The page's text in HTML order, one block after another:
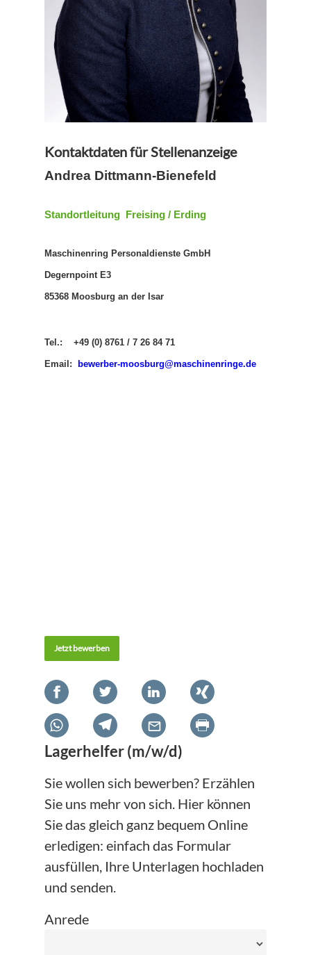
Kontaktdaten für Stellenanzeige
Andrea Dittmann-Bienefeld
Standortleitung Freising / Erding
Maschinenring Personaldienste GmbH
Degernpoint E3
85368 Moosburg an der Isar
Tel.: +49 (0) 8761 / 7 26 84 71
Email: bewerber-moosburg@maschinenringe.de
Jetzt bewerben
Lagerhelfer (m/w/d)
Sie wollen sich bewerben? Erzählen
Sie uns mehr von sich. Hier können
Sie das gleich ganz bequem Online
erledigen: einfach das Formular
ausfüllen, Ihre Unterlagen hochladen
und senden.
Anrede